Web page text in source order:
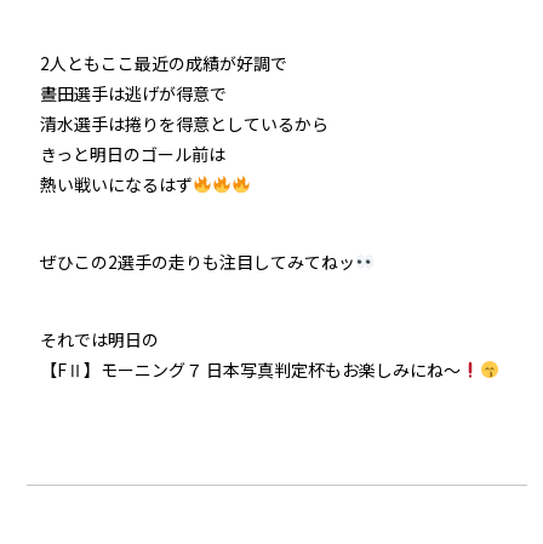
2人ともここ最近の成績が好調で
晝田選手は逃げが得意で
清水選手は捲りを得意としているから
きっと明日のゴール前は
熱い戦いになるはず
ぜひこの2選手の走りも注目してみてねッ
それでは明日の
【FⅡ】モーニング７ 日本写真判定杯もお楽しみにね～